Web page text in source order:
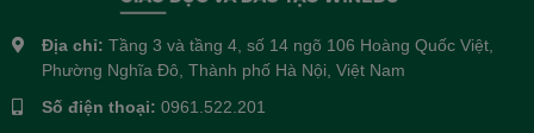
Địa chỉ: Tầng 3 và tầng 4, số 14 ngõ 106 Hoàng Quốc Việt,
Phường Nghĩa Đô, Thành phố Hà Nội, Việt Nam
Số điện thoại: 0961.522.201